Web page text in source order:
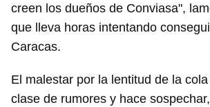
creen los dueños de Conviasa",
que lleva horas intentando
Caracas.
El malestar por la lentitud de la
clase de rumores y hace